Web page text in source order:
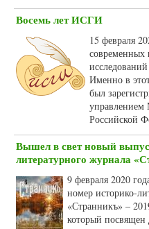
Восемь лет ИСГИ
15 февраля
современных
Именно в
был
управлением
Российской
Вышел в свет новый
литературного журнала
9 февраля 2020
номер историко-
«Странникъ» –
который посвящен